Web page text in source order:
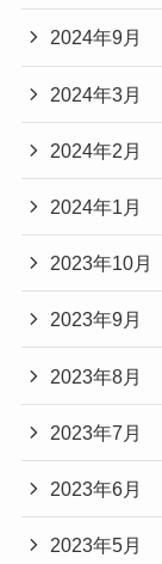
2024年9月
2024年3月
2024年2月
2024年1月
2023年10月
2023年9月
2023年8月
2023年7月
2023年6月
2023年5月